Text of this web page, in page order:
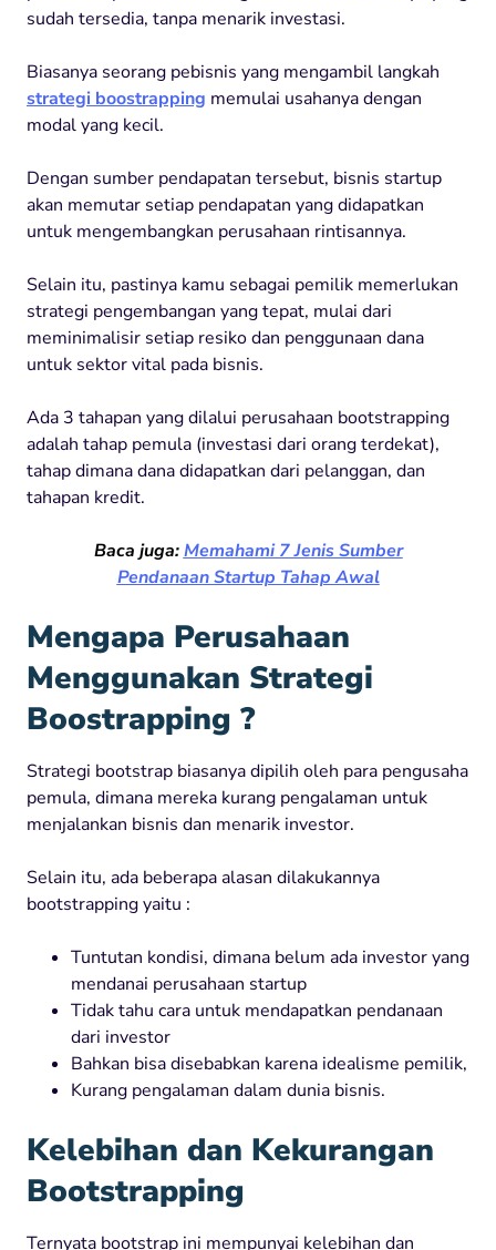
sudah tersedia, tanpa menarik investasi.
Biasanya seorang pebisnis yang mengambil langkah
strategi boostrapping memulai usahanya dengan
modal yang kecil.
Dengan sumber pendapatan tersebut, bisnis startup
akan memutar setiap pendapatan yang didapatkan
untuk mengembangkan perusahaan rintisannya.
Selain itu, pastinya kamu sebagai pemilik memerlukan
strategi pengembangan yang tepat, mulai dari
meminimalisir setiap resiko dan penggunaan dana
untuk sektor vital pada bisnis.
Ada 3 tahapan yang dilalui perusahaan bootstrapping
adalah tahap pemula (investasi dari orang terdekat),
tahap dimana dana didapatkan dari pelanggan, dan
tahapan kredit.
Baca juga:Memahami 7 Jenis Sumber
Pendanaan Startup Tahap Awal
Mengapa Perusahaan
Menggunakan Strategi
Boostrapping ?
Strategi bootstrap biasanya dipilih oleh para pengusaha
pemula, dimana mereka kurang pengalaman untuk
menjalankan bisnis dan menarik investor.
Selain itu, ada beberapa alasan dilakukannya
bootstrapping yaitu :
Tuntutan kondisi, dimana belum ada investor yang
mendanai perusahaan startup
Tidak tahu cara untuk mendapatkan pendanaan
dari investor
Bahkan bisa disebabkan karena idealisme pemilik,
Kurang pengalaman dalam dunia bisnis.
Kelebihan dan Kekurangan
Bootstrapping
Ternyata bootstrap ini mempunyai kelebihan dan